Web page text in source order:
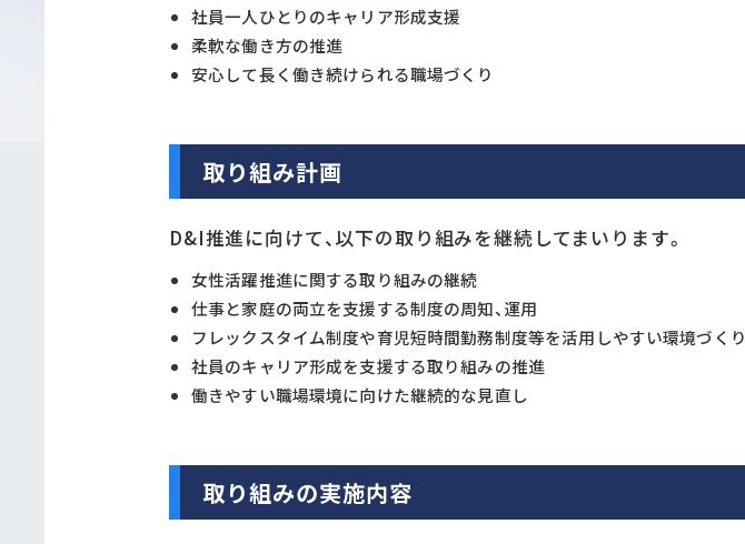
社員一人ひとりのキャリア形成支援
柔軟な働き方の推進
安心して長く働き続けられる職場づくり
取り組み計画
D&I推進に向けて、以下の取り組みを継続してまいります。
女性活躍推進に関する取り組みの継続
仕事と家庭の両立を支援する制度の周知、運用
フレックスタイム制度や育児短時間勤務制度等を活用しやすい環境づくり
社員のキャリア形成を支援する取り組みの推進
働きやすい職場環境に向けた継続的な見直し
取り組みの実施内容